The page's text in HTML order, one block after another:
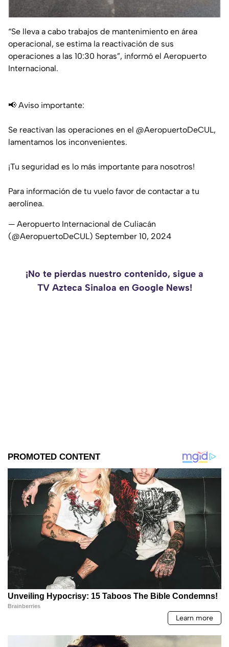
“Se lleva a cabo trabajos de mantenimiento en área
operacional, se estima la reactivación de sus
operaciones a las 10:30 horas”, informó el Aeropuerto
Internacional.
📢 Aviso importante:
Se reactivan las operaciones en el @AeropuertoDeCUL,
lamentamos los inconvenientes.
¡Tu seguridad es lo más importante para nosotros!
Para información de tu vuelo favor de contactar a tu
aerolínea.
— Aeropuerto Internacional de Culiacán
(@AeropuertoDeCUL) September 10, 2024
¡No te pierdas nuestro contenido, sigue a
TV Azteca Sinaloa en Google News!